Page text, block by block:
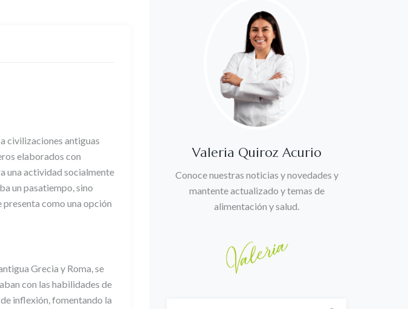
civilizaciones antiguas
elaborados con
una actividad socialmente
un pasatiempo, sino
presenta como una opción
Grecia y Roma, se
con las habilidades de
inflexión, fomentando la
Valeria Quiroz Acurio
Conoce nuestras noticias y novedades y
mantente actualizado y temas de
alimentación y salud.